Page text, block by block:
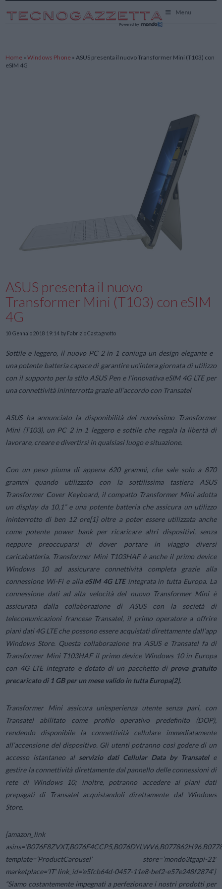
Menu
Home »Windows Phone »ASUS presenta il nuovo Transformer Mini (T103) con
eSIM 4G
ASUS presenta il nuovo
Transformer Mini (T103) con eSIM
4G
10 Gennaio 2018 19:14 by Fabrizio Castagnotto
Sottile e leggero, il nuovo PC 2 in 1 coniuga un design elegante e
una potente batteria capace di garantire un’intera giornata di utilizzo
con il supporto per la stilo ASUS Pen e l’innovativa eSIM 4G LTE per
una connettività ininterrotta grazie all’accordo con Transatel
ASUS ha annunciato la disponibilità del nuovissimo Transformer
Mini (T103), un PC 2 in 1 leggero e sottile che regala la libertà di
lavorare, creare e divertirsi in qualsiasi luogo e situazione.
Con un peso piuma di appena 620 grammi, che sale solo a 870
grammi quando utilizzato con la sottilissima tastiera ASUS
Transformer Cover Keyboard, il compatto Transformer Mini adotta
un display da 10,1” e una potente batteria che assicura un utilizzo
ininterrotto di ben 12 ore[1] oltre a poter essere utilizzata anche
come potente power bank per ricaricare altri dispositivi, senza
neppure preoccuparsi di dover portare in viaggio diversi
caricabatteria. Transformer Mini T103HAF è anche il primo device
Windows 10 ad assicurare connettività completa grazie alla
connessione Wi-Fi e alla eSIM 4G LTEintegrata in tutta Europa. La
connessione dati ad alta velocità del nuovo Transformer Mini è
assicurata dalla collaborazione di ASUS con la società di
telecomunicazioni francese Transatel, il primo operatore a offrire
piani dati 4G LTE che possono essere acquistati direttamente dall’app
Windows Store. Questa collaborazione tra ASUS e Transatel fa di
Transformer Mini T103HAF il primo device Windows 10 in Europa
con 4G LTE integrato e dotato di un pacchetto di prova gratuito
precaricato di 1 GB per un mese valido in tutta Europa[2].
Transformer Mini assicura un’esperienza utente senza pari, con
Transatel abilitato come profilo operativo predefinito (DOP),
rendendo disponibile la connettività cellulare immediatamente
all’accensione del dispositivo. Gli utenti potranno così godere di un
accesso istantaneo al servizio dati Cellular Data by Transatele
gestire la connettività direttamente dal pannello delle connessioni di
rete di Windows 10; inoltre, potranno accedere ai piani dati
prepagati di Transatel acquistandoli direttamente dal Windows
Store.
[amazon_link
template=’ProductCarousel’ store=’mondo3tgapi-21′
marketplace=’IT’ link_id=’e5fcb64d-0457-11e8-bef2-e57e248f2874′]
“Siamo costantemente impegnati a perfezionare i nostri prodotti per